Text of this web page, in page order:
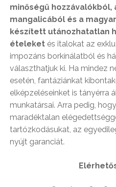
minőségű
mangalicából és a
készített utánozhatatlan
ételeket és italokat az
impozáns borkínálatból és
választhatjuk ki. Ha mindez
esetén, fantáziánkat
elképzeléseinket is tányérra
munkatársai. Arra pedig,
maradéktalan
tartózkodásukat, az
nyújt garanciát.